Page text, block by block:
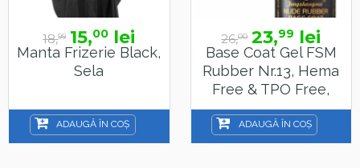
18,99 15,00 lei
Manta Frizerie Black,
Sela
ADAUGĂ ÎN COȘ
26,00 23,99 lei
Base Coat Gel FSM
Rubber Nr.13, Hema
Free & TPO Free,
15ml
ADAUGĂ ÎN COȘ